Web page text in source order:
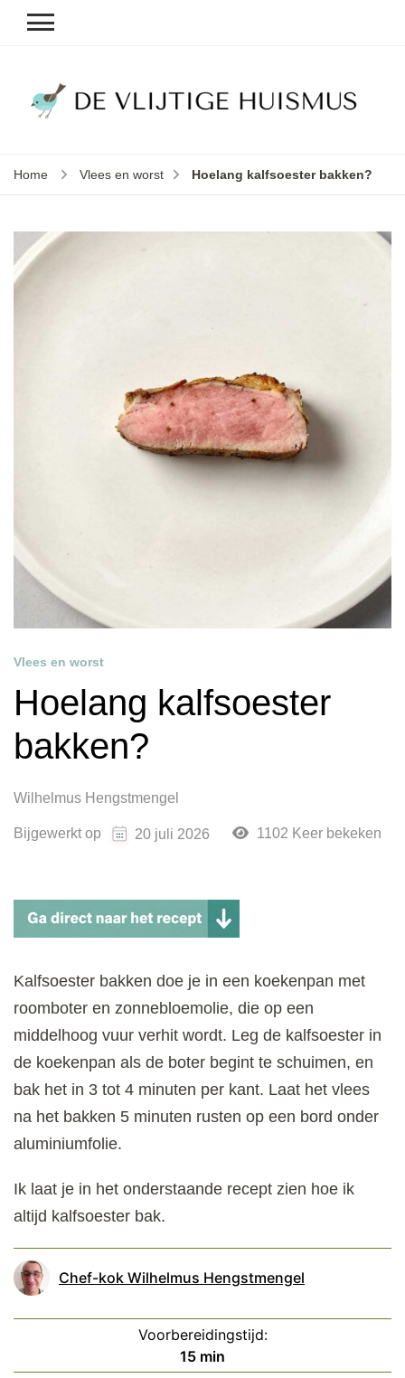
Home Vlees en worst Hoelang kalfsoester bakken?
Vlees en worst
Hoelang kalfsoester
bakken?
Wilhelmus Hengstmengel
Bijgewerkt op 20 juli 2026 1102 Keer bekeken
Kalfsoester bakken doe je in een koekenpan met
roomboter en zonnebloemolie, die op een
middelhoog vuur verhit wordt. Leg de kalfsoester in
de koekenpan als de boter begint te schuimen, en
bak het in 3 tot 4 minuten per kant. Laat het vlees
na het bakken 5 minuten rusten op een bord onder
aluminiumfolie.
Ik laat je in het onderstaande recept zien hoe ik
altijd kalfsoester bak.
Chef-kok Wilhelmus Hengstmengel
Voorbereidingstijd:
15minuten
min